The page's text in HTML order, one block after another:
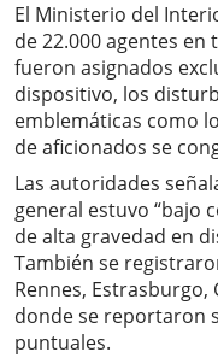
El Ministerio del
de 22.000 agentes en
fueron asignados
dispositivo, los
emblemáticas como
de aficionados se
Las autoridades
general estuvo “bajo
de alta gravedad en
También se
Rennes,
donde se reportaron
puntuales.